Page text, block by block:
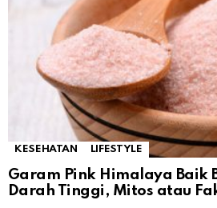
KESEHATAN LIFESTYLE
Garam Pink Himalaya Baik
Darah Tinggi, Mitos atau